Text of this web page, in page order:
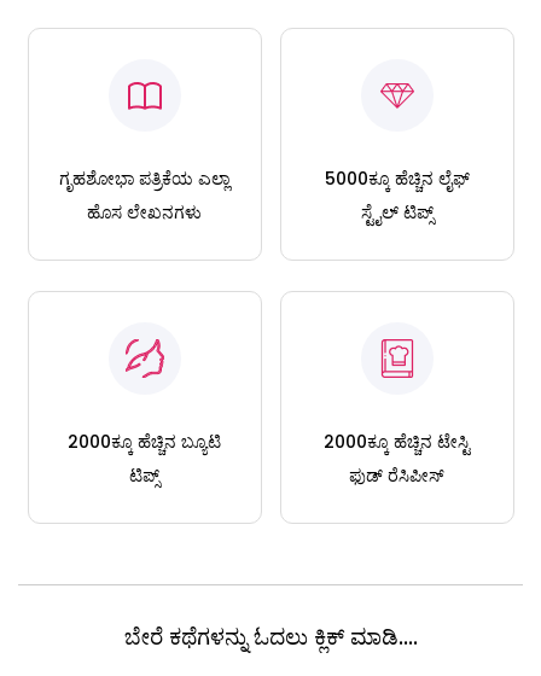
ಗೃಹಶೋಭಾ ಪತ್ರಿಕೆಯ ಎಲ್ಲಾ
ಹೊಸ ಲೇಖನಗಳು
5000ಕ್ಕೂ ಹೆಚ್ಚಿನ ಲೈಫ್
ಸ್ಟೈಲ್ ಟಿಪ್ಸ್
2000ಕ್ಕೂ ಹೆಚ್ಚಿನ ಬ್ಯೂಟಿ
ಟಿಪ್ಸ್
2000ಕ್ಕೂ ಹೆಚ್ಚಿನ ಟೇಸ್ಟಿ
ಫುಡ್ ರೆಸಿಪೀಸ್
ಬೇರೆ ಕಥೆಗಳನ್ನು ಓದಲು ಕ್ಲಿಕ್ ಮಾಡಿ....